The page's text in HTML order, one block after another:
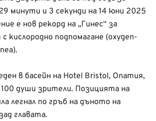
минути и 3 секунди на 14 юни 2025
е нов рекорд на „Гинес“ за
кислородно подпомагане (oxygen-
в басейн на Hotel Bristol, Опатия,
души зрители. Позицията на
легнал по гръб на дъното на
главата.